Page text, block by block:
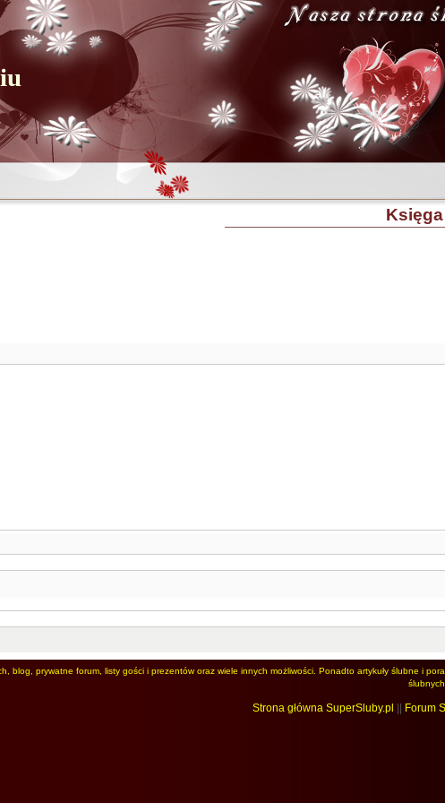
blog, prywatne forum, listy gości i prezentów oraz wiele innych możliwości. Ponadto artykuły ślubne i
Strona główna SuperSluby.pl Forum